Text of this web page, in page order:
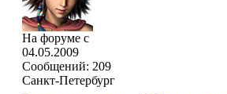
На форуме с
04.05.2009
Сообщений: 209
Санкт-Петербург